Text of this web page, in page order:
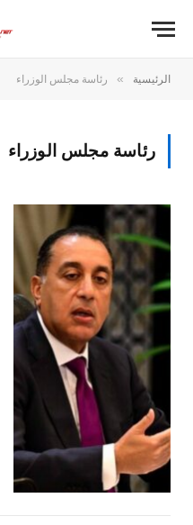
الرئيسية » رئاسة مجلس الوزراء
رئاسة مجلس الوزراء